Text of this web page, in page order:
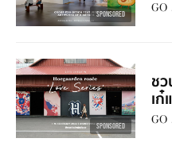
SPONSORED GO
SPONSORED
ช
เ
GO